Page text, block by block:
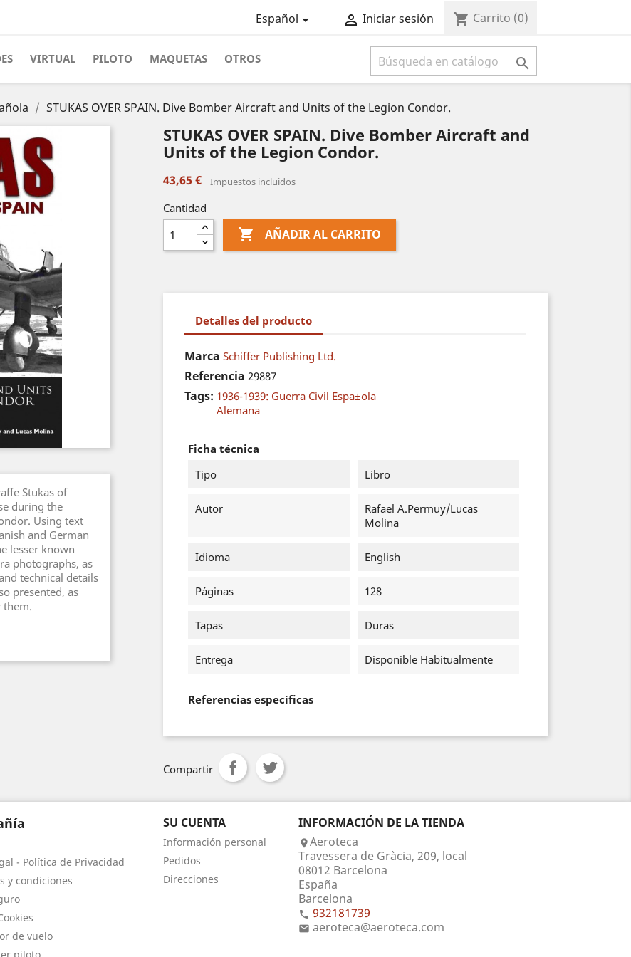
Español  Iniciar sesión shopping_cart Carrito (0)
VIRTUAL PILOTO MAQUETAS OTROS 
STUKAS OVER SPAIN. Dive Bomber Aircraft and Units of the Legion Condor.
Stukas of
during the
Using text
and German
lesser known
photographs, as
technical details
presented, as
them.
STUKAS OVER SPAIN. Dive Bomber Aircraft and
Units of the Legion Condor.
43,65 € Impuestos incluidos
Cantidad
 AÑADIR AL CARRITO
Detalles del producto
Marca Schiffer Publishing Ltd.
Referencia 29887
Tags: 1936-1939: Guerra Civil Espa±ola
Alemana
Ficha técnica
Tipo
Libro
Autor
Rafael A.Permuy/Lucas
Molina
Idioma English
Páginas 128
Tapas Duras
Entrega Disponible Habitualmente
Referencias específicas
Compartir
- Política de Privacidad
y condiciones
de vuelo
SU CUENTA
Información personal
Pedidos
Direcciones
INFORMACIÓN DE LA TIENDA
Aeroteca
Travessera de Gràcia, 209, local
08012 Barcelona
España
Barcelona
 932181739
 aeroteca@aeroteca.com